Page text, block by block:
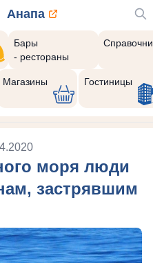
Анапа
Бары
- рестораны
Магазины Гостиницы
моря люди
застрявшим